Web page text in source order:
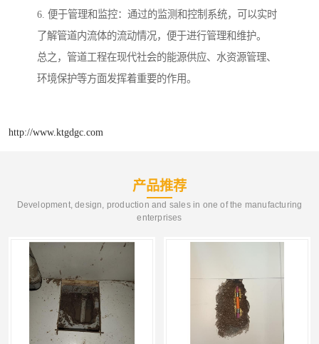
6. 便于管理和监控：通过的监测和控制系统，可以实时
了解管道内流体的流动情况，便于进行管理和维护。
总之，管道工程在现代社会的能源供应、水资源管理、
环境保护等方面发挥着重要的作用。
http://www.ktgdgc.com
产品推荐
Development, design, production and sales in one of the manufacturing
enterprises